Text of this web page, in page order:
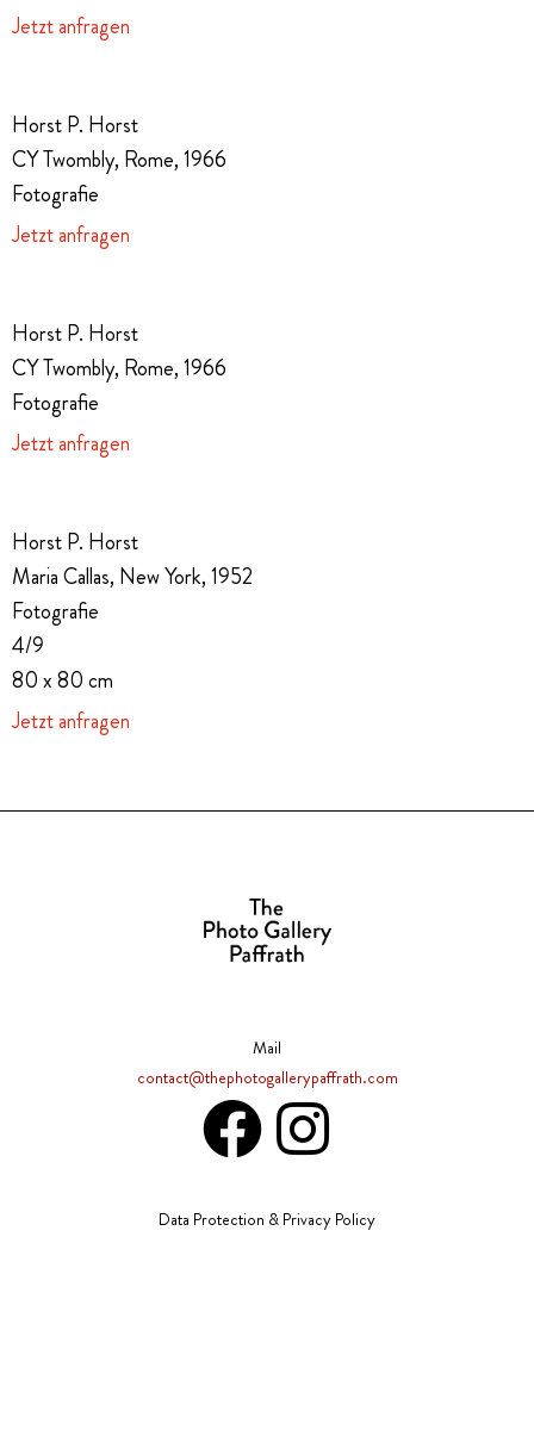
Jetzt anfragen
Horst P. Horst
CY Twombly, Rome, 1966
Fotografie
Jetzt anfragen
Horst P. Horst
CY Twombly, Rome, 1966
Fotografie
Jetzt anfragen
Horst P. Horst
Maria Callas, New York, 1952
Fotografie
4/9
80 x 80 cm
Jetzt anfragen
Mail
contact@thephotogallerypaffrath.com
Data Protection & Privacy Policy